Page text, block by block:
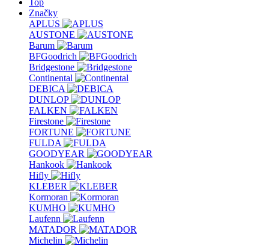
Top
Značky
APLUS
AUSTONE
Barum
BFGoodrich
Bridgestone
Continental
DEBICA
DUNLOP
FALKEN
Firestone
FORTUNE
FULDA
GOODYEAR
Hankook
Hifly
KLEBER
Kormoran
KUMHO
Laufenn
MATADOR
Michelin